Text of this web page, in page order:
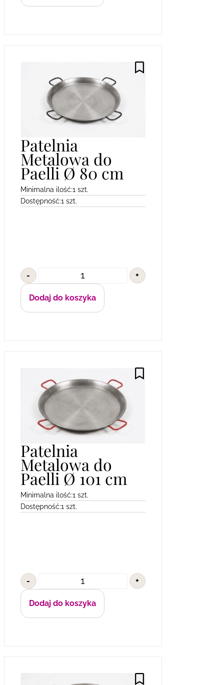
Patelnia
Metalowa do
Paelli Ø 80 cm
Minimalna ilość:1 szt.
Dostępność:1 szt.
- +
Dodaj do koszyka
Patelnia
Metalowa do
Paelli Ø 101 cm
Minimalna ilość:1 szt.
Dostępność:1 szt.
- +
Dodaj do koszyka